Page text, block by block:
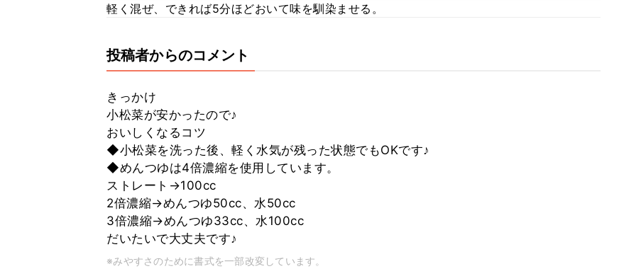
軽く混ぜ、できれば5分ほどおいて味を馴染ませる。
投稿者からのコメント
きっかけ
小松菜が安かったので♪
おいしくなるコツ
◆小松菜を洗った後、軽く水気が残った状態でもOKです♪
◆めんつゆは4倍濃縮を使用しています。
ストレート→100cc
2倍濃縮→めんつゆ50cc、水50cc
3倍濃縮→めんつゆ33cc、水100cc
だいたいで大丈夫です♪
※みやすさのために書式を一部改変しています。